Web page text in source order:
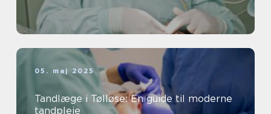
05. maj 2025
Tandlæge i Tølløse: En guide til moderne
tandpleje